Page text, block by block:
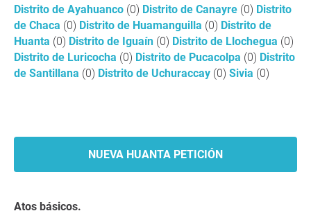
Distrito de Ayahuanco (0) Distrito de Canayre (0) Distrito
de Chaca (0) Distrito de Huamanguilla (0) Distrito de
Huanta (0) Distrito de Iguaín (0) Distrito de Llochegua (0)
Distrito de Luricocha (0) Distrito de Pucacolpa (0) Distrito
de Santillana (0) Distrito de Uchuraccay (0) Sivia (0)
NUEVA HUANTA PETICIÓN
Atos básicos.